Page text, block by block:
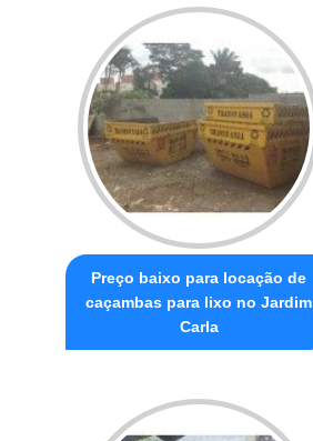
Preço baixo para locação de
caçambas para lixo no Jardim
Carla